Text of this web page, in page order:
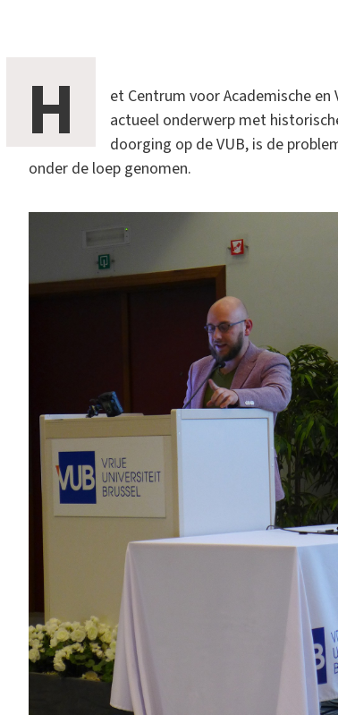
H
et Centrum voor Academische
actueel onderwerp met
doorging op de VUB, is de
onder de loep genomen.